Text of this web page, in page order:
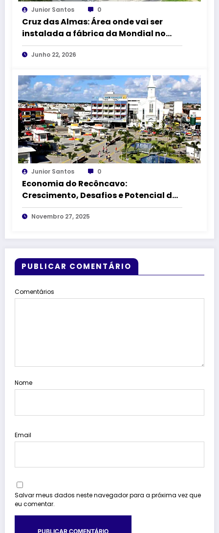
Junior Santos 0
Cruz das Almas: Área onde vai ser
instalada a fábrica da Mondial no
DICA II vai receber 1,5 km de
pavimentação asfáltica
Junho 22, 2026
Junior Santos 0
Economia do Recôncavo:
Crescimento, Desafios e Potencial das
Principais Cidades
Novembro 27, 2025
PUBLICAR COMENTÁRIO
Comentários
Nome
Email
Salvar meus dados neste navegador para a próxima vez que
eu comentar.